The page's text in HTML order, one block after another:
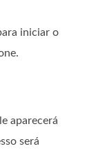
iniciar o
aparecerá
será